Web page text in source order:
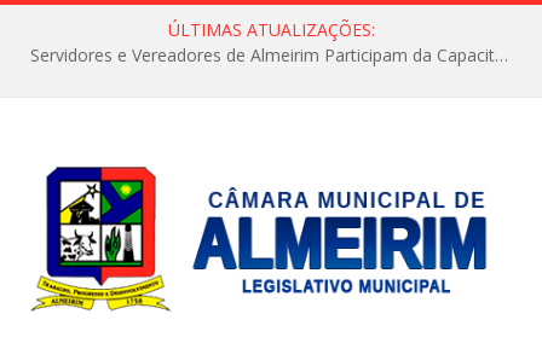
ÚLTIMAS ATUALIZAÇÕES:
Servidores e Vereadores de Almeirim Participam da Capacitação “Orientar é a Nossa Missão”